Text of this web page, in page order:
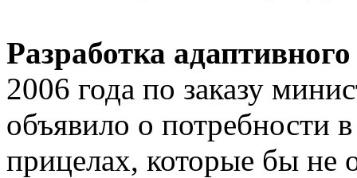
Разработка
2006 года по заказу
объявило о потребности
прицелах, которые бы не